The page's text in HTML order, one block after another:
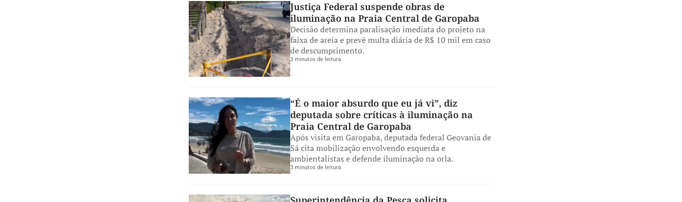
Justiça Federal suspende obras de
iluminação na Praia Central de Garopaba
Decisão determina paralisação imediata do projeto na
faixa de areia e prevê multa diária de R$ 10 mil em caso
de descumprimento.
3 minutos de leitura
“É o maior absurdo que eu já vi”, diz
deputada sobre críticas à iluminação na
Praia Central de Garopaba
Após visita em Garopaba, deputada federal Geovania de
Sá cita mobilização envolvendo esquerda e
ambientalistas e defende iluminação na orla.
3 minutos de leitura